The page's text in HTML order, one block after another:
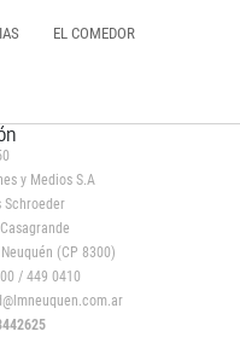
EL COMEDOR
y Medios S.A
Schroeder
(CP 8300)
/ 449 0410